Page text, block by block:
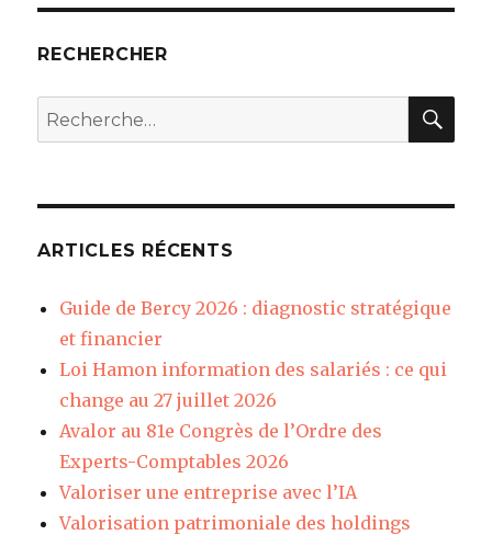
RECHERCHER
Recherche
pour
ARTICLES RÉCENTS
Guide de Bercy 2026 : diagnostic stratégique
et financier
Loi Hamon information des salariés : ce qui
change au 27 juillet 2026
Avalor au 81e Congrès de l’Ordre des
Experts-Comptables 2026
Valoriser une entreprise avec l’IA
Valorisation patrimoniale des holdings